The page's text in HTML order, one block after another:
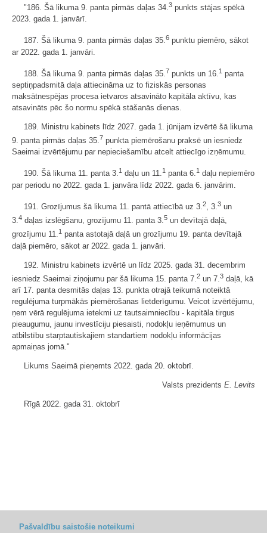
"186. Šā likuma 9. panta pirmās daļas 34.3 punkts stājas spēkā
2023. gada 1. janvārī.
187. Šā likuma 9. panta pirmās daļas 35.6 punktu piemēro, sākot
ar 2022. gada 1. janvāri.
188. Šā likuma 9. panta pirmās daļas 35. 7 punkts un 16. 1 panta
septiņpadsmitā daļa attiecināma uz to fiziskās personas
maksātnespējas procesa ietvaros atsavināto kapitāla aktīvu, kas
atsavināts pēc šo normu spēkā stāšanās dienas.
189. Ministru kabinets līdz 2027. gada 1. jūnijam izvērtē šā likuma
9. panta pirmās daļas 35.7 punkta piemērošanu praksē un iesniedz
Saeimai izvērtējumu par nepieciešamību atcelt attiecīgo izņēmumu.
190. Šā likuma 11. panta 3.1 daļu un 11.1 panta 6.1 daļu nepiemēro
par periodu no 2022. gada 1. janvāra līdz 2022. gada 6. janvārim.
191. Grozījumus šā likuma 11. pantā attiecībā uz 3. 2 , 3. 3 un
3.4 daļas izslēgšanu, grozījumu 11. panta 3.5 un devītajā daļā,
grozījumu 11.1 panta astotajā daļā un grozījumu 19. panta devītajā
daļā piemēro, sākot ar 2022. gada 1. janvāri.
192. Ministru kabinets izvērtē un līdz 2025. gada 31. decembrim
iesniedz Saeimai ziņojumu par šā likuma 15. panta 7. 2 un 7. 3 daļā, kā
arī 17. panta desmitās daļas 13. punkta otrajā teikumā noteiktā
regulējuma turpmākās piemērošanas lietderīgumu. Veicot izvērtējumu,
ņem vērā regulējuma ietekmi uz tautsaimniecību - kapitāla tirgus
pieaugumu, jaunu investīciju piesaisti, nodokļu ieņēmumus un
atbilstību starptautiskajiem standartiem nodokļu informācijas
apmaiņas jomā."
Likums Saeimā pieņemts 2022. gada 20. oktobrī.
Valsts prezidents E. Levits
Rīgā 2022. gada 31. oktobrī
Pašvaldību saistošie noteikumi